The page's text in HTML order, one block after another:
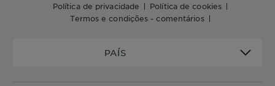
PAÍS
política de privacidade
política de cookies
termos e condições - comentários